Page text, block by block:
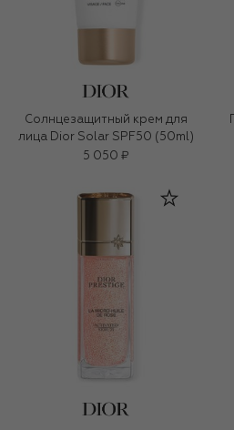
Солнцезащитный крем для
лица Dior Solar SPF50 (50ml)
5 050 ₽